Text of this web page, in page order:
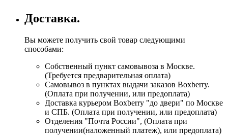
Доставка.
Вы можете получить свой товар следующими
способами:
Собственный пункт самовывоза в Москве.
(Требуется предварительная оплата)
Самовывоз в пунктах выдачи заказов Boxberry.
(Оплата при получении, или предоплата)
Доставка курьером Boxberry "до двери" по Москве
и СПБ. (Оплата при получении, или предоплата)
Отделения "Почта России", (Оплата при
получении(наложенный платеж), или предоплата)